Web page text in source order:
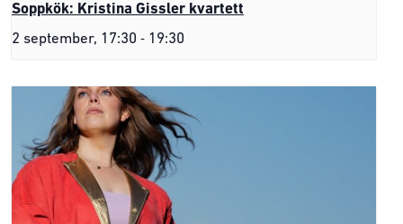
Soppkök: Kristina Gissler kvartett
2 september, 17:30 - 19:30